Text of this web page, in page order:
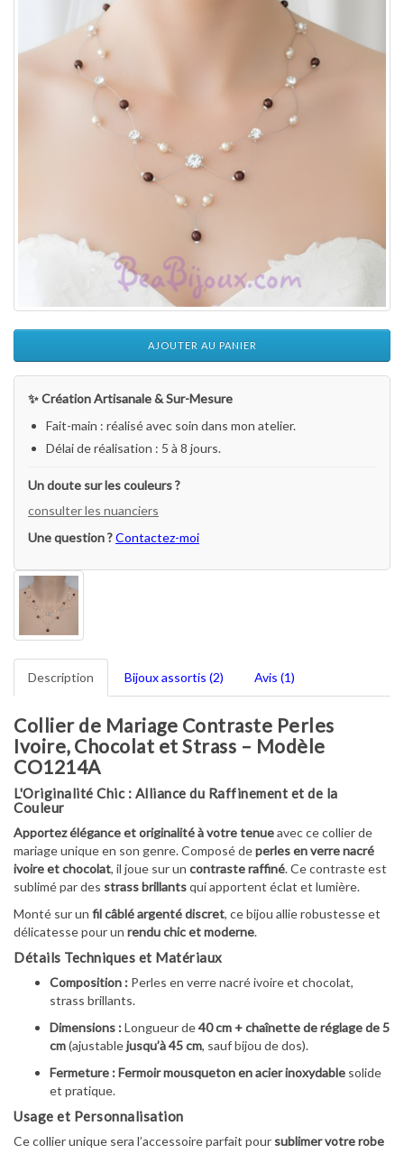
AJOUTER AU PANIER
✨ Création Artisanale & Sur-Mesure
Fait-main : réalisé avec soin dans mon atelier.
Délai de réalisation : 5 à 8 jours.
Un doute sur les couleurs ?
consulter les nuanciers
Une question ?Contactez-moi
Description Bijoux assortis (2) Avis (1)
Collier de Mariage Contraste Perles
Ivoire, Chocolat et Strass – Modèle
CO1214A
L'Originalité Chic : Alliance du Raffinement et de la
Couleur
Apportez élégance et originalité à votre tenueavec ce collier de
mariage unique en son genre. Composé deperles en verre nacré
ivoire et chocolat, il joue sur un contraste raffiné. Ce contraste est
sublimé par des strass brillantsqui apportent éclat et lumière.
Monté sur un fil câblé argenté discret, ce bijou allie robustesse et
délicatesse pour un rendu chic et moderne.
Détails Techniques et Matériaux
Composition : Perles en verre nacré ivoire et chocolat,
strass brillants.
Dimensions :Longueur de40 cm + chaînette de réglage de 5
cm(ajustablejusqu’à 45 cm, sauf bijou de dos).
Fermeture :Fermoir mousqueton en acier inoxydable solide
et pratique.
Usage et Personnalisation
Ce collier unique sera l’accessoire parfait pour sublimer votre robe